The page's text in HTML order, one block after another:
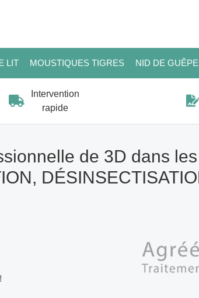
LIT MOUSTIQUES TIGRES NID DE
Intervention
rapide
de 3D dans